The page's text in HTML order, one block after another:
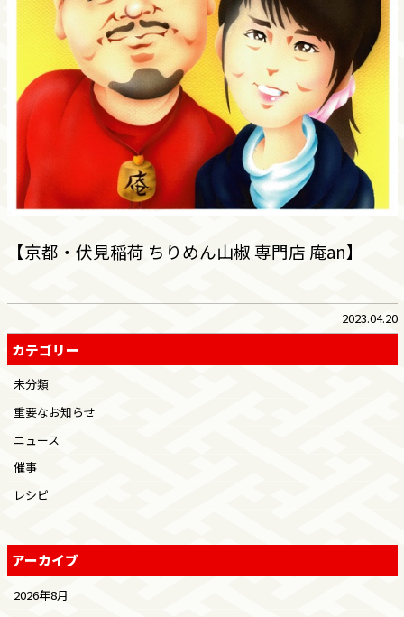
【京都・伏見稲荷 ちりめん山椒 専門店 庵an】
2023.04.20
カテゴリー
未分類
重要なお知らせ
ニュース
催事
レシピ
アーカイブ
2026年8月